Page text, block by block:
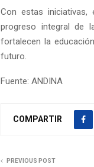
Con estas iniciativas,
progreso integral de
fortalecen la
futuro.
Fuente: ANDINA
COMPARTIR
PREVIOUS POST